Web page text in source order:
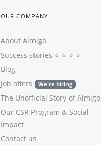
OUR COMPANY
About Aimigo
Success stories ⭐️ ⭐️ ⭐️ ⭐️
Blog
Job offers
We're hiring
The Unofficial Story of Aimigo
Our CSR Program & Social
Impact
Contact us